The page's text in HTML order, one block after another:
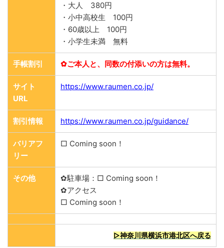
・大人 380円
・小中高校生 100円
・60歳以上 100円
・小学生未満 無料
手帳割引 ✿ご本人と、同数の付添いの方は無料。
サイト
URL
https://www.raumen.co.jp/
割引情報 https://www.raumen.co.jp/guidance/
バリアフ
リー
□ Coming soon！
その他
✿駐車場：□ Coming soon！
✿アクセス
□ Coming soon！
▷神奈川県横浜市港北区へ戻る